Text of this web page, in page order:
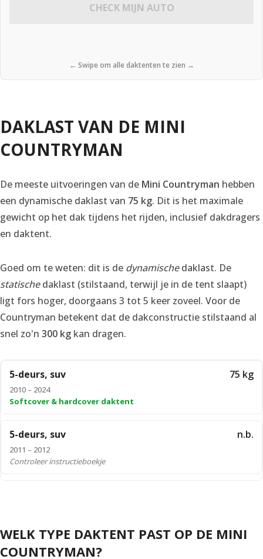
CHECK MIJN AUTO
← Swipe om alle daktenten te zien →
DAKLAST VAN DE MINI
COUNTRYMAN
De meeste uitvoeringen van de Mini Countryman hebben
een dynamische daklast van 75 kg. Dit is het maximale
gewicht op het dak tijdens het rijden, inclusief dakdragers
en daktent.
Goed om te weten: dit is de dynamischedaklast. De
statischedaklast (stilstaand, terwijl je in de tent slaapt)
ligt fors hoger, doorgaans 3 tot 5 keer zoveel. Voor de
Countryman betekent dat de dakconstructie stilstaand al
snel zo'n 300 kg kan dragen.
5-deurs, suv
2010 – 2024
75 kg
Softcover & hardcover daktent
5-deurs, suv
2011 – 2012
n.b.
Controleer instructieboekje
WELK TYPE DAKTENT PAST OP DE MINI
COUNTRYMAN?